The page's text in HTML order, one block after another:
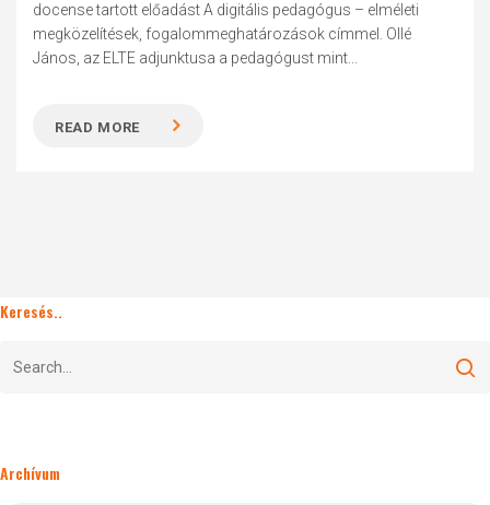
docense tartott előadást A digitális pedagógus – elméleti
megközelítések, fogalommeghatározások címmel. Ollé
János, az ELTE adjunktusa a pedagógust mint...
READ MORE
Keresés..
Archívum